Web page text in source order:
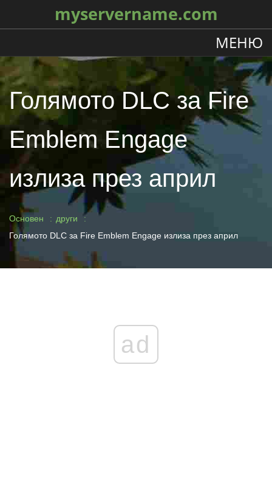
myservername.com
МЕНЮ
Голямото DLC за Fire
Emblem Engage
излиза през април
Основен
други
Голямото DLC за Fire Emblem Engage излиза през април
ad